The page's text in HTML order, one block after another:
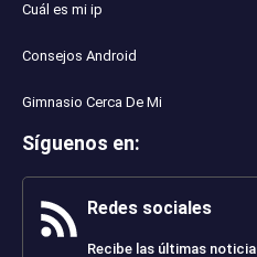
Cuál es mi ip
Consejos Android
Gimnasio Cerca De Mi
Síguenos en:
Redes sociales
Recibe las últimas